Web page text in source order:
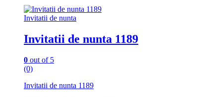
Invitatii de nunta
Invitatii de nunta 1189
0 out of 5
(0)
Invitatii de nunta 1189